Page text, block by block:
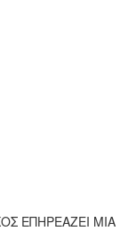
ΕΠΗΡΕΑΖΕΙ ΜΙΑ